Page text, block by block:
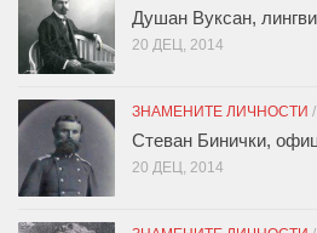
Душан Вуксан,
20 ДЕЦ, 2014
ЗНАМЕНИТЕ ЛИЧНОСТИ /
Стеван Бинички,
20 ДЕЦ, 2014